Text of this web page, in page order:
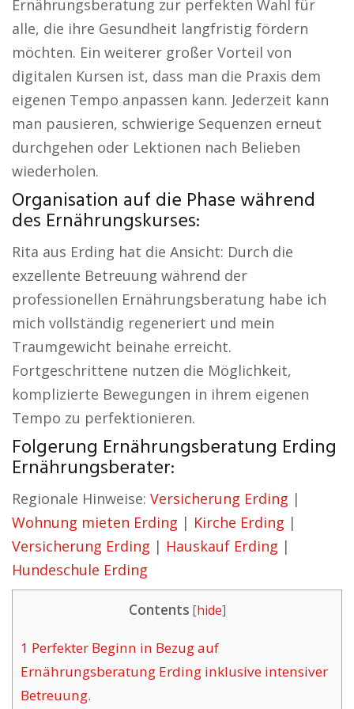
Ernährungsberatung zur perfekten Wahl für
alle, die ihre Gesundheit langfristig fördern
möchten. Ein weiterer großer Vorteil von
digitalen Kursen ist, dass man die Praxis dem
eigenen Tempo anpassen kann. Jederzeit kann
man pausieren, schwierige Sequenzen erneut
durchgehen oder Lektionen nach Belieben
wiederholen.
Organisation auf die Phase während
des Ernährungskurses:
Rita aus Erding hat die Ansicht: Durch die
exzellente Betreuung während der
professionellen Ernährungsberatung habe ich
mich vollständig regeneriert und mein
Traumgewicht beinahe erreicht.
Fortgeschrittene nutzen die Möglichkeit,
komplizierte Bewegungen in ihrem eigenen
Tempo zu perfektionieren.
Folgerung Ernährungsberatung Erding
Ernährungsberater:
Regionale Hinweise: Versicherung Erding |
Wohnung mieten Erding | Kirche Erding |
Versicherung Erding | Hauskauf Erding |
Hundeschule Erding
Contents [hide]
1 Perfekter Beginn in Bezug auf
Ernährungsberatung Erding inklusive intensiver
Betreuung.